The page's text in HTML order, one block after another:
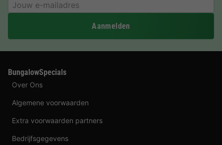
Aanmelden
BungalowSpecials
Over Ons
Algemene voorwaarden
Extra voorwaarden partners
Bedrijfsgegevens